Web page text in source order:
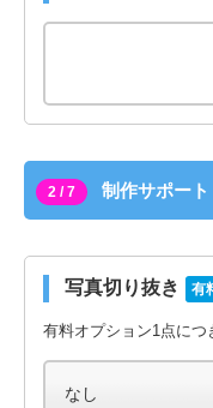
2 / 7 制作サポート
写真切り抜き 有
有料オプション1点につ